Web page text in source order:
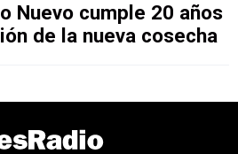
Nuevo cumple 20 años
de la nueva cosecha